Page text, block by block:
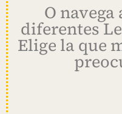
O navega
diferentes
Elige la que